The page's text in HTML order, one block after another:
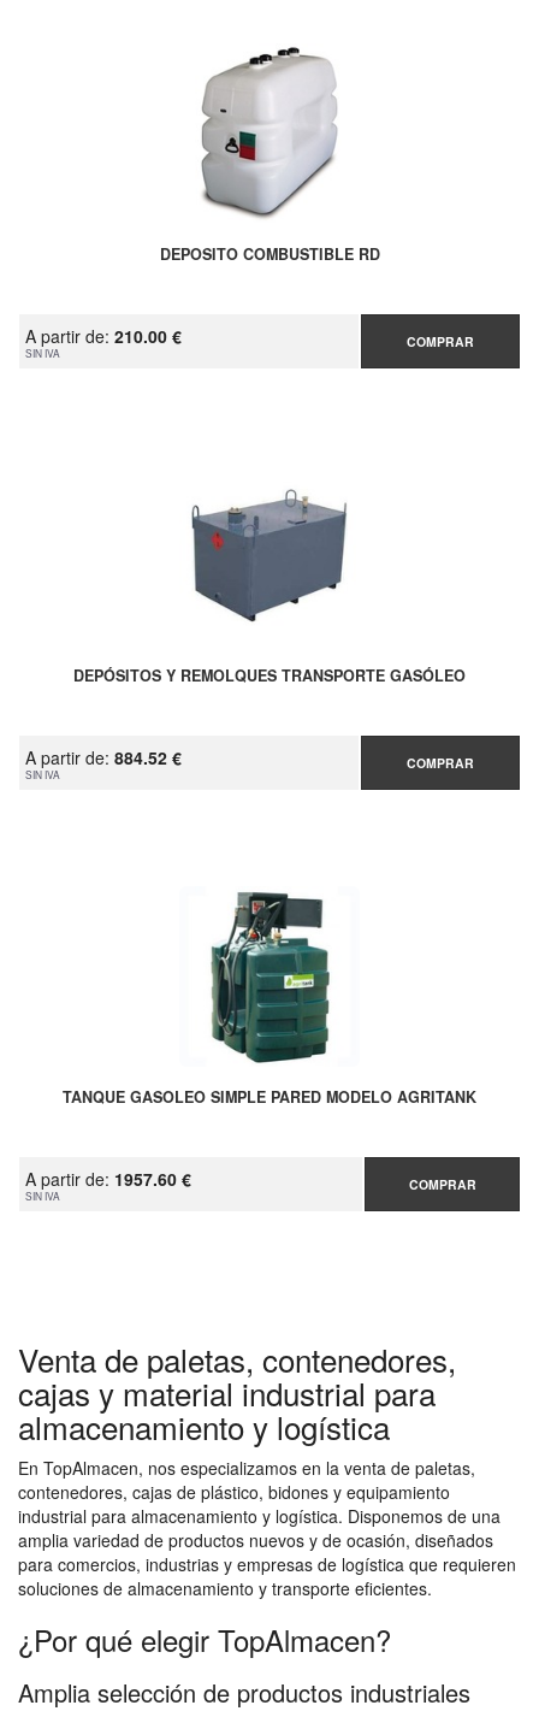
DEPOSITO COMBUSTIBLE RD
A partir de: 210.00 €
SIN IVA
COMPRAR
DEPÓSITOS Y REMOLQUES TRANSPORTE GASÓLEO
A partir de: 884.52 €
SIN IVA
COMPRAR
TANQUE GASOLEO SIMPLE PARED MODELO AGRITANK
A partir de: 1957.60 €
SIN IVA
COMPRAR
Venta de paletas, contenedores,
cajas y material industrial para
almacenamiento y logística
En TopAlmacen, nos especializamos en la venta de paletas,
contenedores, cajas de plástico, bidones y equipamiento
industrial para almacenamiento y logística. Disponemos de una
amplia variedad de productos nuevos y de ocasión, diseñados
para comercios, industrias y empresas de logística que requieren
soluciones de almacenamiento y transporte eficientes.
¿Por qué elegir TopAlmacen?
Amplia selección de productos industriales